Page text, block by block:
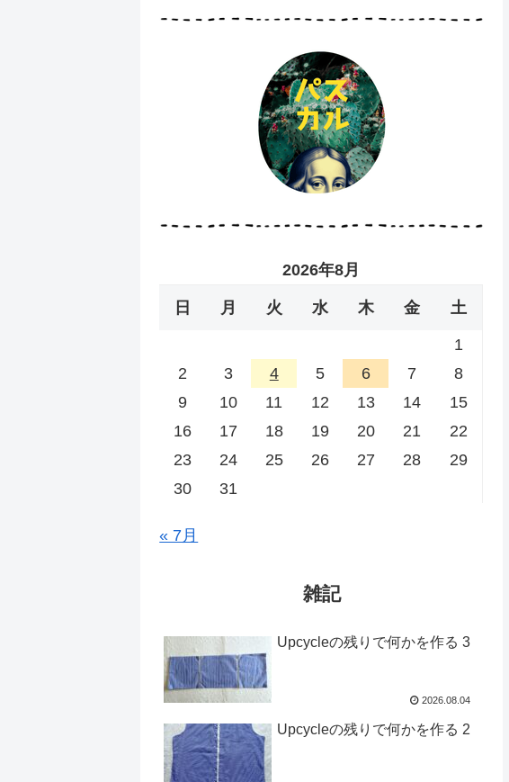
2026年8月
日 月 火 水 木 金 土
1
2
3 4 5 6 7
8
9
10 11 12 13 14
15
16
17 18 19 20 21
22
23
24 25 26 27 28
29
30
31
« 7月
雑記
Upcycleの残りで何かを作る 3
2026.08.04
Upcycleの残りで何かを作る 2